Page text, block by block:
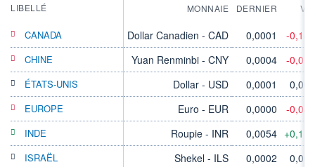
LIBELLÉ MONNAIE DERNIER
CANADA Dollar Canadien - CAD 0,0001 -
CHINE Yuan Renminbi - CNY 0,0004 -
ÉTATS-UNIS Dollar - USD 0,0001
EUROPE Euro - EUR 0,0000 -
INDE Roupie - INR 0,0054
ISRAËL Shekel - ILS 0,0002